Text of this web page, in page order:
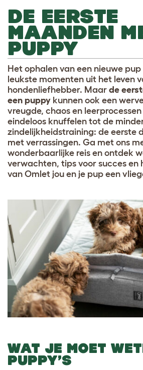
DE EERSTE
MAANDEN
PUPPY
Het ophalen van een nieuwe pup
leukste momenten uit het leven
hondenliefhebber. Maar de
een puppy kunnen ook een
vreugde, chaos en leerprocessen
eindeloos knuffelen tot de
zindelijkheidstraining: de eerste
met verrassingen. Ga met ons
wonderbaarlijke reis en ontdek
verwachten, tips voor succes en
van Omlet jou en je pup een
WAT JE MOET
PUPPY’S